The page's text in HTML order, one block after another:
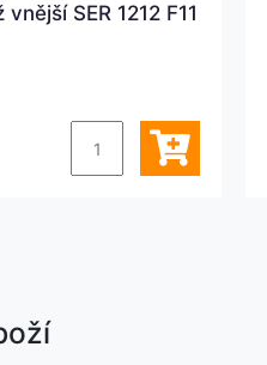
SER 1212 F11